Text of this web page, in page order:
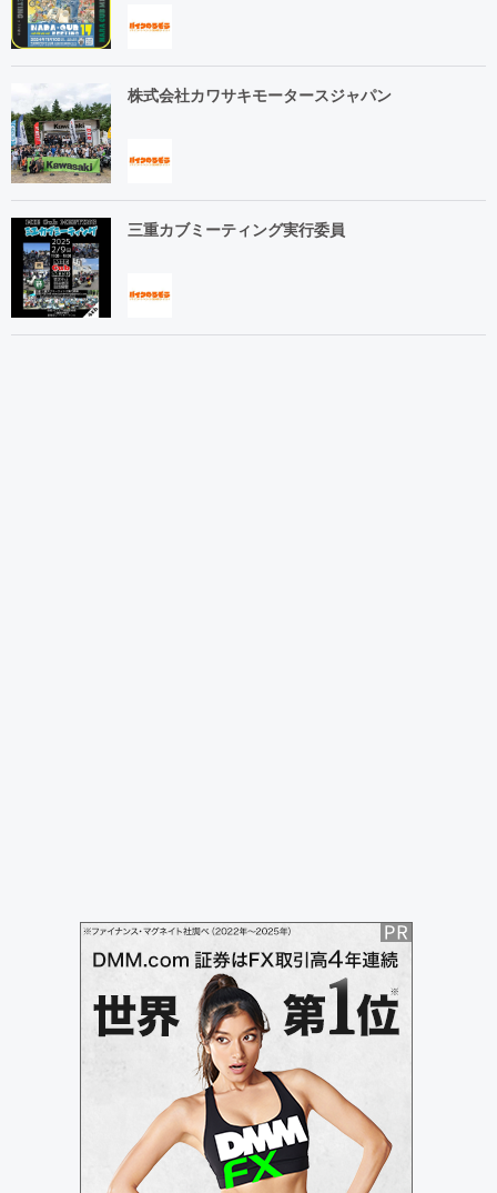
株式会社カワサキモータースジャパン
三重カブミーティング実行委員